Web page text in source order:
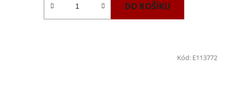
DO KOŠÍKU
Kód: E113772